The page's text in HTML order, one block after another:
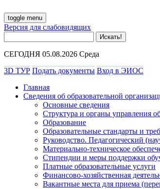
toggle menu
Версия для слабовидящих
СЕГОДНЯ 05.08.2026 Среда
3D ТУР Подать документы Вход в ЭИОС
Главная
Сведения об образовательной
Основные сведения
Структура и органы управления
Образование
Образовательные стандарты и
Руководство. Педагогический
Материально-техническое
Стипендии и меры поддержки
Платные образовательные услуги
Финансово-хозяйственная
Вакантные места для приема